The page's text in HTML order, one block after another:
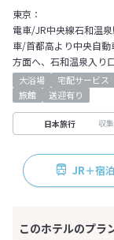
東京：
電車/JR中央線石和温
車/首都高より中央自
方面へ、石和温泉入り
大浴場 宅配サービス
旅館
送迎有り
日本旅行 収
JR＋宿